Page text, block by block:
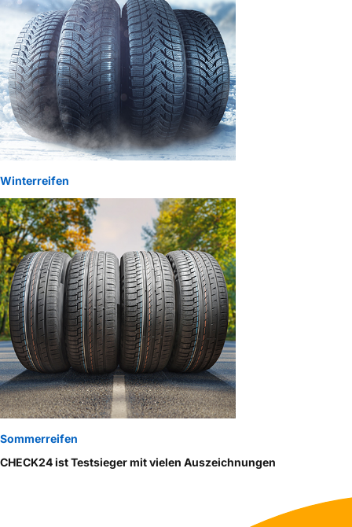
Winterreifen
Sommerreifen
CHECK24 ist Testsieger mit vielen Auszeichnungen